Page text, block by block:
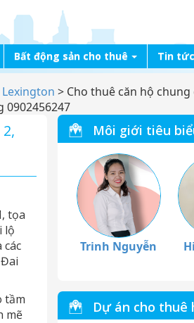
Bất động sản cho thuê Tin tức
> Cho thuê căn hộ
0902456247
tọa
lộ
tầm
mẽ
Môi giới tiêu
Trinh Nguyễn
Dự án cho thuê